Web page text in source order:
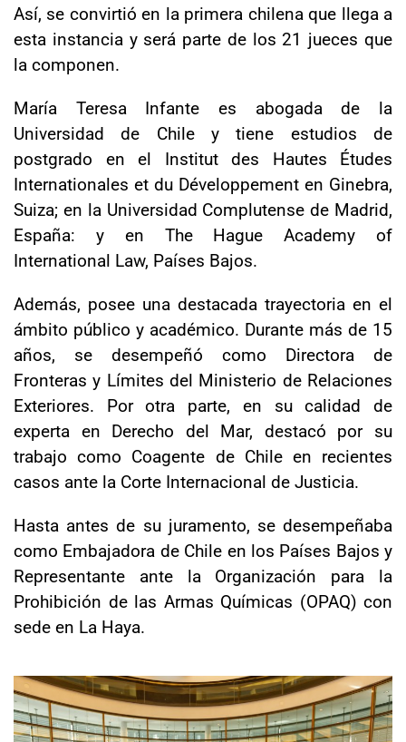
Así, se convirtió en la primera chilena que llega a
esta instancia y será parte de los 21 jueces que
la componen.
María Teresa Infante es abogada de la
Universidad de Chile y tiene estudios de
postgrado en el Institut des Hautes Études
Internationales et du Développement en Ginebra,
Suiza; en la Universidad Complutense de Madrid,
España: y en The Hague Academy of
International Law, Países Bajos.
Además, posee una destacada trayectoria en el
ámbito público y académico. Durante más de 15
años, se desempeñó como Directora de
Fronteras y Límites del Ministerio de Relaciones
Exteriores. Por otra parte, en su calidad de
experta en Derecho del Mar, destacó por su
trabajo como Coagente de Chile en recientes
casos ante la Corte Internacional de Justicia.
Hasta antes de su juramento, se desempeñaba
como Embajadora de Chile en los Países Bajos y
Representante ante la Organización para la
Prohibición de las Armas Químicas (OPAQ) con
sede en La Haya.